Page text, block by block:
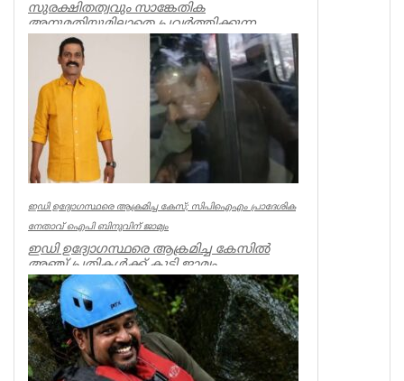
സുരക്ഷിതത്വവും സാങ്കേതിക
അനുമതിയുമില്ലാതെ പ്രവര്‍ത്തിക്കുന്ന
അനധികൃത വാക്വം ലിഫ്റ്റുകളുടെ പ്രവര്‍ത്...
Kerala
ഇഡി ഉദ്യോഗസ്ഥരെ ആക്രമിച്ച കേസ്; സിപിഐഎം പ്രാദേശിക
നേതാവ് ഐപി ബിനുവിന് ജാമ്യം
ഇഡി ഉദ്യോഗസ്ഥരെ ആക്രമിച്ച കേസില്‍
അഞ്ച് പ്രതികള്‍ക്ക് കൂടി ജാമ്യം.
സിപിഐഎം നേതാവ് ഐപി ബിനു ഉള്‍പ്പട...
Kerala